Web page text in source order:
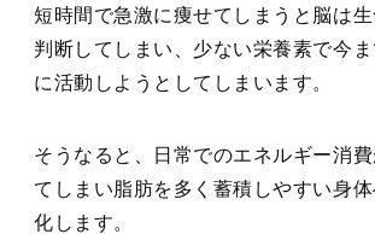
短時間で急激に痩せてしまうと脳は
判断してしまい、少ない栄養素で今
に活動しようとしてしまいます。
そうなると、日常でのエネルギー消
てしまい脂肪を多く蓄積しやすい身
化します。